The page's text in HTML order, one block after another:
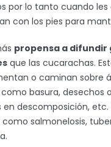
por lo tanto cuando les
con los pies para
propensa a difundir
que las cucarachas.
o caminan sobre
basura, desechos
en descomposición,
salmonelosis,